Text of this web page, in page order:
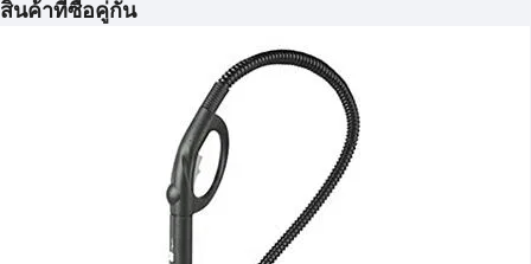
สินค้าที่ซื้อคู่กัน